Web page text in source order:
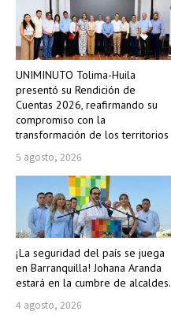
UNIMINUTO Tolima-Huila
presentó su Rendición de
Cuentas 2026, reafirmando su
compromiso con la
transformación de los territorios
5 agosto, 2026
¡La seguridad del país se juega
en Barranquilla! Johana Aranda
estará en la cumbre de alcaldes.
4 agosto, 2026